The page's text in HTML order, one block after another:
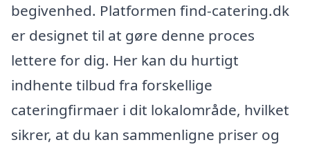
begivenhed. Platformen find-catering.dk
er designet til at gøre denne proces
lettere for dig. Her kan du hurtigt
indhente tilbud fra forskellige
cateringfirmaer i dit lokalområde, hvilket
sikrer, at du kan sammenligne priser og